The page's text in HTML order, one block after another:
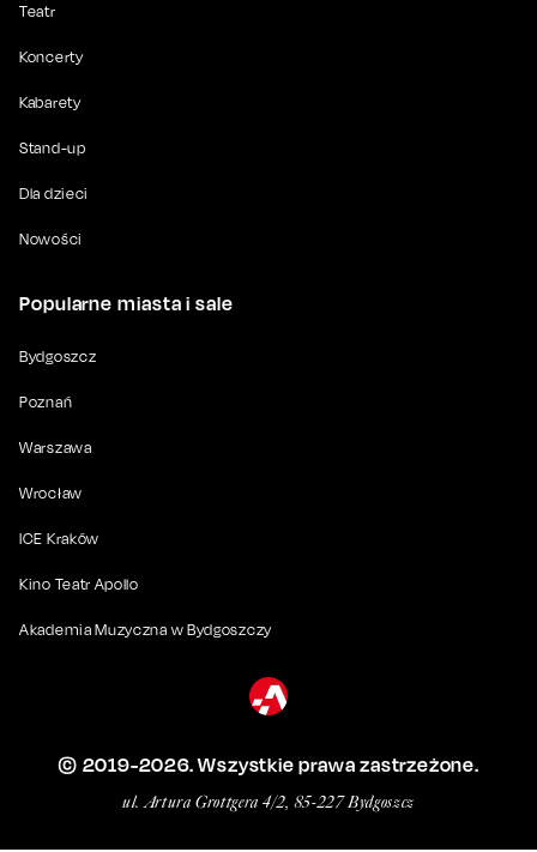
Teatr
Koncerty
Kabarety
Stand-up
Dla dzieci
Nowości
Popularne miasta i sale
Bydgoszcz
Poznań
Warszawa
Wrocław
ICE Kraków
Kino Teatr Apollo
Akademia Muzyczna w Bydgoszczy
© 2019-2026. Wszystkie prawa zastrzeżone.
ul. Artura Grottgera 4/2, 85-227 Bydgoszcz